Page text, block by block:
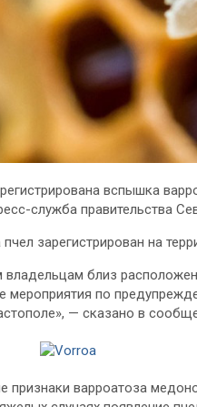
вспышка
служба правительства
пчел зарегистрирован на
владельцам близ
мероприятия по
— сказано в
признаки варроатоза